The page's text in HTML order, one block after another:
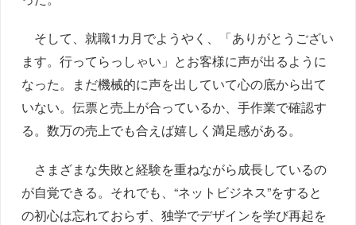
そして、就職1カ月でようやく、「ありがとうござい
ます。行ってらっしゃい」とお客様に声が出るように
なった。まだ機械的に声を出していて心の底から出て
いない。伝票と売上が合っているか、手作業で確認す
る。数万の売上でも合えば嬉しく満足感がある。
さまざまな失敗と経験を重ねながら成長しているの
が自覚できる。それでも、“ネットビジネス”をすると
の初心は忘れておらず、独学でデザインを学び再起を